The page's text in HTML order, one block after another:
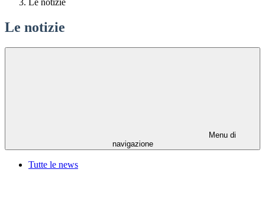
Le notizie
Le notizie
Menu di
navigazione
Tutte le news